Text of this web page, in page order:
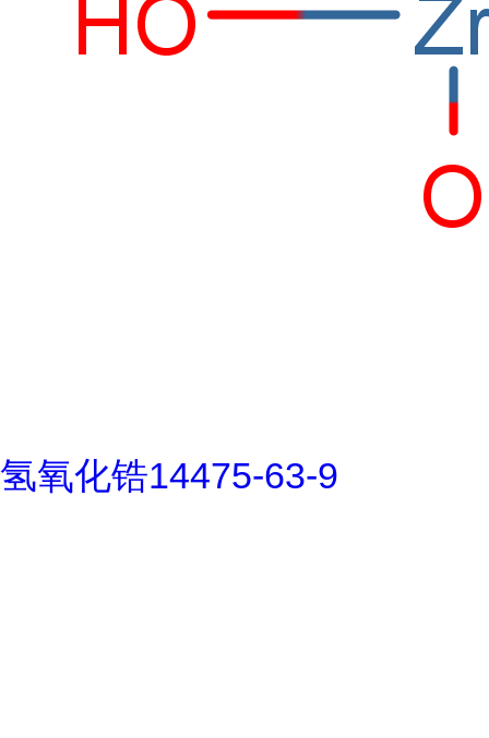
氢氧化锆14475-63-9